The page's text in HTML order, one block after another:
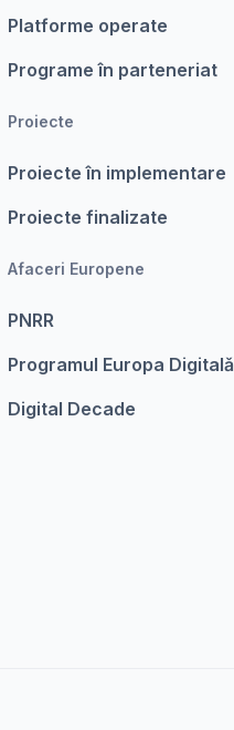
Platforme operate
Programe în parteneriat
Proiecte
Proiecte în implementare
Proiecte finalizate
Afaceri Europene
PNRR
Programul Europa Digitalǎ
Digital Decade